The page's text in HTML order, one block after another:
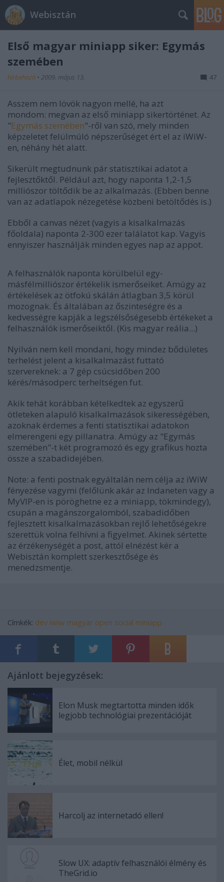
Webisztán
Első magyar miniapp siker: Egymás
szemében
hírbehozó • 2009. május 13. 47
Asszem nem lövök nagyon mellé, ha azt
mondom: megvan az első miniapp sikertörténet. Az
"Egymás szemében"-ről van szó, mely minden
képzeletet felülmúló népszerűséget ért el az iWiW-
en, néhány hét alatt.
Sikerült megtudnunk pár statisztikai adatot a
fejlesztőktől. Például azt, hogy naponta 1,2-1,5
milliószor töltődik be az alkalmazás. (Ebben benne
van az adatlapok nézegetése közbeni betöltődés is.)
Ebből a canvas nézet (vagyis a kisalkalmazás
főoldala) naponta 2-300 ezer találatot kap. Vagyis
ennyiszer használják minden egyes nap az appot.
A felhasználók naponta körülbelül egy-
másfélmilliószor értékelik ismerőseiket. Amúgy az
értékelések az ötfokú skálán átlagban 3,5 körül
mozognak. És általában az őszinteségre és a
kedvességre kapják a legszélsőségesebb értékeket a
felhasználók ismerőseiktől. (Kis magyar reália...)
Nyilván nem kell mondani, hogy mindez bődületes
terhelést jelent a kisalkalmazást futtató
szervereknek: a 7 gép csúcsidőben 200
kérés/másodperc terheltségen fut.
Akik tehát korábban kételkedtek az egyszerű
ötleteken alapuló kisalkalmazások sikerességében,
azoknak érdemes a fenti statisztikai adatokon
elmerengeni egy pillanatra. Amúgy az "Egymás
szemében"-t két programozó és egy grafikus hozta
össze a szabadidejében.
Note: a fenti postnak egyáltalán nem célja az iWiW
fényezése vagymi (felőlünk akár az Indaneten vagy a
MyVIP-en is pöröghetne ez a miniapp, tökmindegy),
csupán a magánszorgalomból, szabadidőben
fejlesztett kisalkalmazásokban rejlő lehetőségekre
szerettük volna felhívni a figyelmet. Akinek sértette
az érzékenységét a post, attól elnézést kér a
Webisztán komplett szerkesztősége és
menedzsmentje.
Címkék: dev iwiw magyar open social miniapp
Ajánlott bejegyzések:
Elon Musk megtartotta minden idők
legjobb technológiai prezentációját
Élet, mobil nélkül
Harcolj az internetadó ellen!
Slow UX: adaptív felhasználói élmény és
TheGrid.io